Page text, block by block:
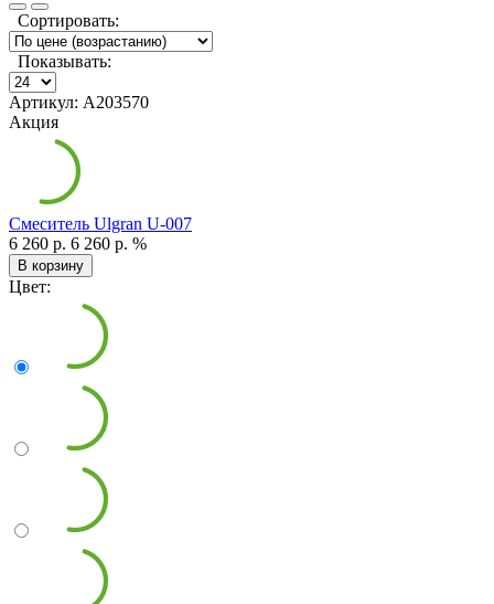
Сортировать:
Показывать:
Артикул: А203570
Акция
Смеситель Ulgran U-007
6 260 р. 6 260 р. %
В корзину
Цвет: